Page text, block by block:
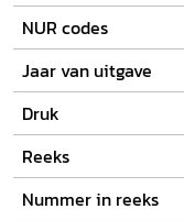
NUR codes
Jaar van uitgave
Druk
Reeks
Nummer in reeks